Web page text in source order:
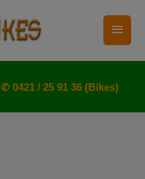
✆ 0421 / 25 91 36 (Bikes)